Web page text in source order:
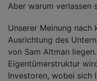
Aber warum verlassen
Unserer Meinung nach
Ausrichtung des
von Sam Altman
Eigentümerstruktur
Investoren, wobei sich